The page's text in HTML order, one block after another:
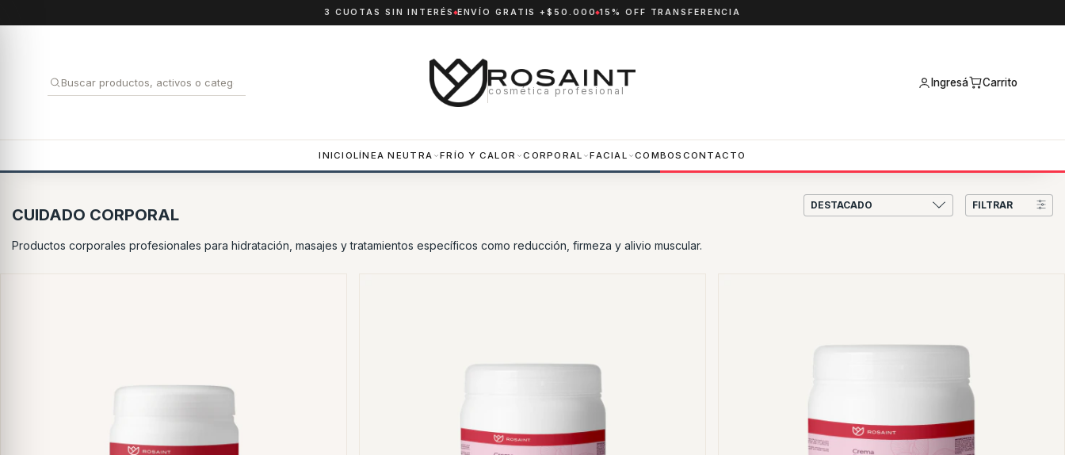
3 CUOTAS SIN INTERÉS ENVÍO GRATIS +$50.000 15% OFF TRANSFERENCIA
cosmética profesional
Ingresá Carrito
INICIOLÍNEA NEUTRA FRÍO Y CALOR CORPORAL FACIAL COMBOS CONTACTO
CUIDADO CORPORAL
FILTRAR
Productos corporales profesionales para hidratación, masajes y tratamientos específicos como reducción, firmeza y alivio muscular.